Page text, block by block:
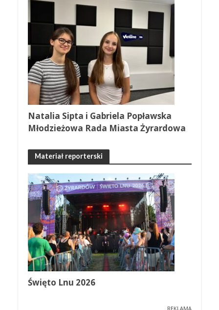
Natalia Sipta i Gabriela Popławska
Młodzieżowa Rada Miasta Żyrardowa
Materiał reporterski
Święto Lnu 2026